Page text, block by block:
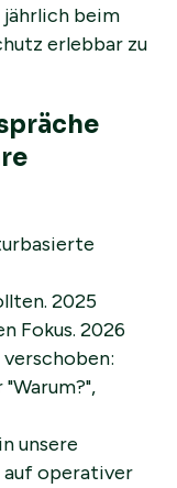
jährlich beim
erlebbar zu
2025
Fokus. 2026
unsere
auf operativer